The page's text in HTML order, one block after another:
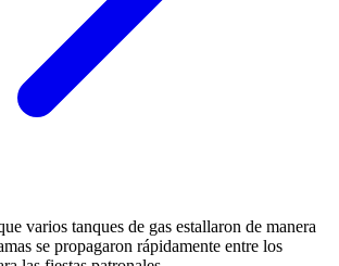
varios tanques de gas estallaron de manera
se propagaron rápidamente entre los